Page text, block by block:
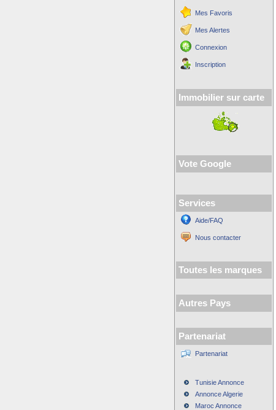
Mes Favoris
Mes Alertes
Connexion
Inscription
Immobilier sur carte
Vote Google
Services
Aide/FAQ
Nous contacter
Toutes les marques
Autres Pays
Partenariat
Partenariat
Tunisie Annonce
Annonce Algerie
Maroc Annonce